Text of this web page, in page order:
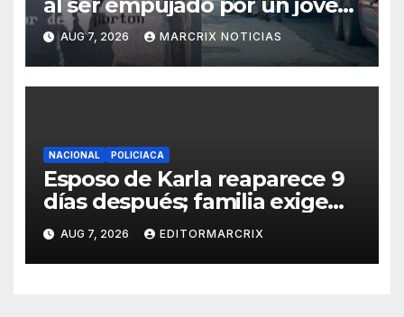
en Monterrey
AUG 7, 2026 MARCRIX NOTICIAS
NACIONAL POLICIACA
Esposo de Karla reaparece 9
días después; familia exige
custodia de su hijo
AUG 7, 2026 EDITORMARCRIX